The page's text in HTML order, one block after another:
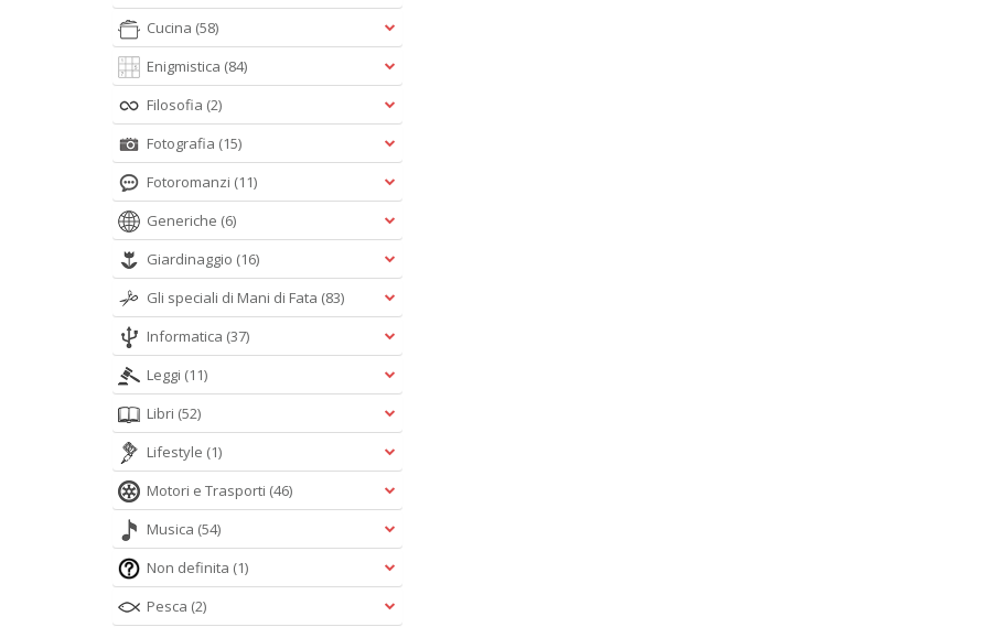
Cucina (58)
Enigmistica (84)
Filosofia (2)
Fotografia (15)
Fotoromanzi (11)
Generiche (6)
Giardinaggio (16)
Gli speciali di Mani di Fata (83)
Informatica (37)
Leggi (11)
Libri (52)
Lifestyle (1)
Motori e Trasporti (46)
Musica (54)
Non definita (1)
Pesca (2)